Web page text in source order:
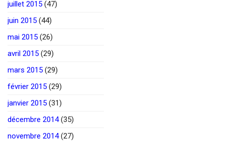
juillet 2015 (47)
juin 2015 (44)
mai 2015 (26)
avril 2015 (29)
mars 2015 (29)
février 2015 (29)
janvier 2015 (31)
décembre 2014(35)
novembre 2014(27)